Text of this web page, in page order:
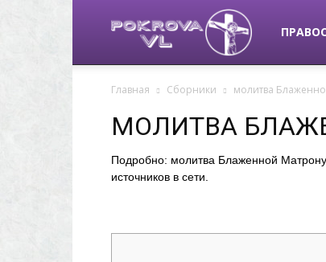
pokrova-
vl.ru
Главная Сборники молитва
МОЛИТВА
Подробно: молитва Блаженной
источников в сети.